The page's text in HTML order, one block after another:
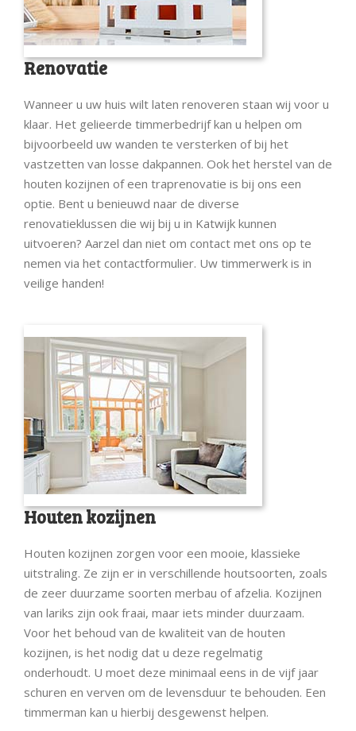
Renovatie
Wanneer u uw huis wilt laten renoveren staan wij voor u
klaar. Het gelieerde timmerbedrijf kan u helpen om
bijvoorbeeld uw wanden te versterken of bij het
vastzetten van losse dakpannen. Ook het herstel van de
houten kozijnen of een traprenovatie is bij ons een
optie. Bent u benieuwd naar de diverse
renovatieklussen die wij bij u in Katwijk kunnen
uitvoeren? Aarzel dan niet om contact met ons op te
nemen via het contactformulier. Uw timmerwerk is in
veilige handen!
Houten kozijnen
Houten kozijnen zorgen voor een mooie, klassieke
uitstraling. Ze zijn er in verschillende houtsoorten, zoals
de zeer duurzame soorten merbau of afzelia. Kozijnen
van lariks zijn ook fraai, maar iets minder duurzaam.
Voor het behoud van de kwaliteit van de houten
kozijnen, is het nodig dat u deze regelmatig
onderhoudt. U moet deze minimaal eens in de vijf jaar
schuren en verven om de levensduur te behouden. Een
timmerman kan u hierbij desgewenst helpen.